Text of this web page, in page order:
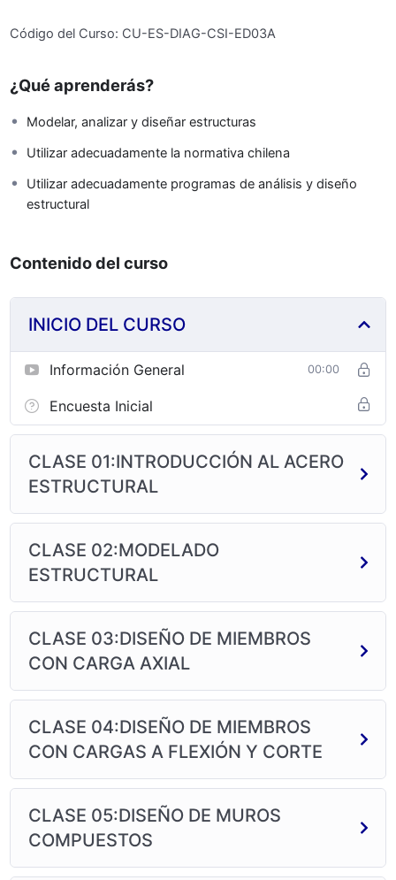
Código del Curso: CU-ES-DIAG-CSI-ED03A
¿Qué aprenderás?
Modelar, analizar y diseñar estructuras
Utilizar adecuadamente la normativa chilena
Utilizar adecuadamente programas de análisis y diseño
estructural
Contenido del curso
INICIO DEL CURSO
Información General 00:00
Encuesta Inicial
CLASE 01:INTRODUCCIÓN AL ACERO
ESTRUCTURAL
CLASE 02:MODELADO
ESTRUCTURAL
CLASE 03:DISEÑO DE MIEMBROS
CON CARGA AXIAL
CLASE 04:DISEÑO DE MIEMBROS
CON CARGAS A FLEXIÓN Y CORTE
CLASE 05:DISEÑO DE MUROS
COMPUESTOS